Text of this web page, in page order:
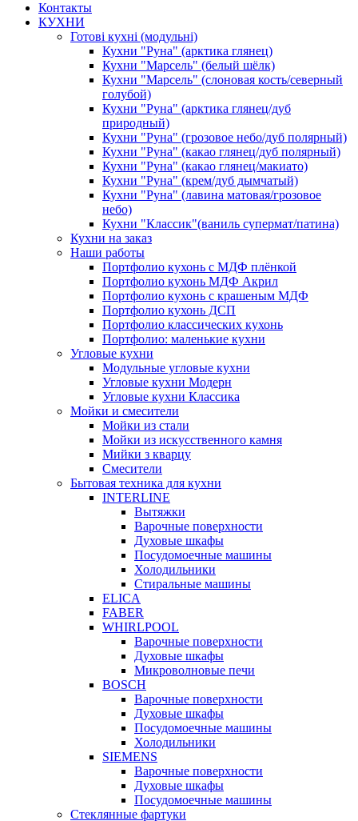
Контакты
КУХНИ
Готові кухні (модульні)
Кухни "Руна" (арктика глянец)
Кухни "Марсель" (белый шёлк)
Кухни "Марсель" (слоновая кость/северный
голубой)
Кухни "Руна" (арктика глянец/дуб
природный)
Кухни "Руна" (грозовое небо/дуб полярный)
Кухни "Руна" (какао глянец/дуб полярный)
Кухни "Руна" (какао глянец/макиато)
Кухни "Руна" (крем/дуб дымчатый)
Кухни "Руна" (лавина матовая/грозовое
небо)
Кухни "Классик"(ваниль супермат/патина)
Кухни на заказ
Наши работы
Портфолио кухонь с МДФ плёнкой
Портфолио кухонь МДФ Акрил
Портфолио кухонь с крашеным МДФ
Портфолио кухонь ДСП
Портфолио классических кухонь
Портфолио: маленькие кухни
Угловые кухни
Модульные угловые кухни
Угловые кухни Модерн
Угловые кухни Классика
Мойки и смесители
Мойки из стали
Мойки из искусственного камня
Мийки з кварцу
Смесители
Бытовая техника для кухни
INTERLINE
Вытяжки
Варочные поверхности
Духовые шкафы
Посудомоечные машины
Холодильники
Стиральные машины
ELICA
FABER
WHIRLPOOL
Варочные поверхности
Духовые шкафы
Микроволновые печи
BOSCH
Варочные поверхности
Духовые шкафы
Посудомоечные машины
Холодильники
SIEMENS
Варочные поверхности
Духовые шкафы
Посудомоечные машины
Стеклянные фартуки